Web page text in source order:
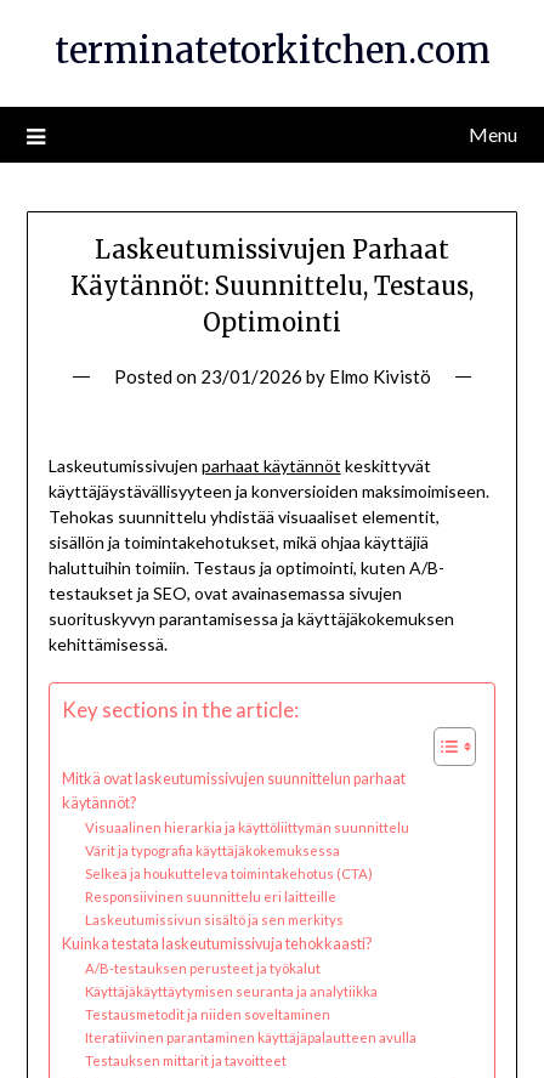
terminatetorkitchen.com
Menu
Laskeutumissivujen Parhaat
Käytännöt: Suunnittelu, Testaus,
Optimointi
Posted on 23/01/2026 by Elmo Kivistö
Laskeutumissivujen parhaat käytännöt keskittyvät
käyttäjäystävällisyyteen ja konversioiden maksimoimiseen.
Tehokas suunnittelu yhdistää visuaaliset elementit,
sisällön ja toimintakehotukset, mikä ohjaa käyttäjiä
haluttuihin toimiin. Testaus ja optimointi, kuten A/B-
testaukset ja SEO, ovat avainasemassa sivujen
suorituskyvyn parantamisessa ja käyttäjäkokemuksen
kehittämisessä.
Key sections in the article:
Mitkä ovat laskeutumissivujen suunnittelun parhaat
käytännöt?
Visuaalinen hierarkia ja käyttöliittymän suunnittelu
Värit ja typografia käyttäjäkokemuksessa
Selkeä ja houkutteleva toimintakehotus (CTA)
Responsiivinen suunnittelu eri laitteille
Laskeutumissivun sisältö ja sen merkitys
Kuinka testata laskeutumissivuja tehokkaasti?
A/B-testauksen perusteet ja työkalut
Käyttäjäkäyttäytymisen seuranta ja analytiikka
Testausmetodit ja niiden soveltaminen
Iteratiivinen parantaminen käyttäjäpalautteen avulla
Testauksen mittarit ja tavoitteet